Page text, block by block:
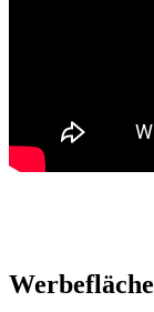
Werbefläche